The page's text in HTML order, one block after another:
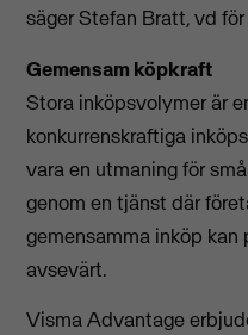
säger Stefan Bratt, vd
Gemensam köpkraft
Stora inköpsvolymer är
konkurrenskraftiga
vara en utmaning för
genom en tjänst där
gemensamma inköp kan
avsevärt.
Visma Advantage